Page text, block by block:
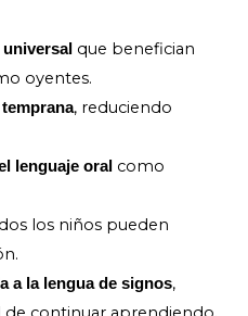
que benefician
oyentes.
, reduciendo
lenguaje oral como
los niños pueden
a la lengua de signos,